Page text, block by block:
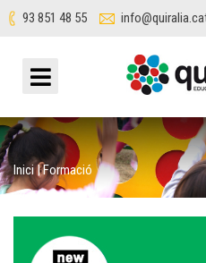
93 851 48 55
Inici|Formació